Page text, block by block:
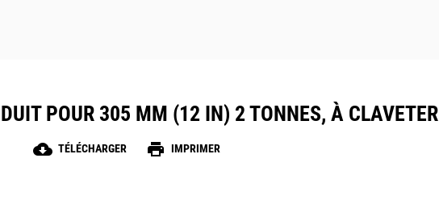
POUR 305 MM (12 IN) 2 TONNES, À CLAVETER
cloud_download TÉLÉCHARGER print IMPRIMER